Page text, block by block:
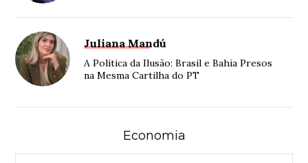
Juliana Mandú
A Política da Ilusão: Brasil e Bahia Presos
na Mesma Cartilha do PT
Economia